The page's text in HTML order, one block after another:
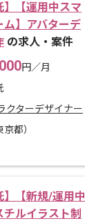
】【運用中スマ
ム】アバターデ
の求人・案件
円／月
クターデザイナー
都）
】【新規/運用中
チルイラスト制